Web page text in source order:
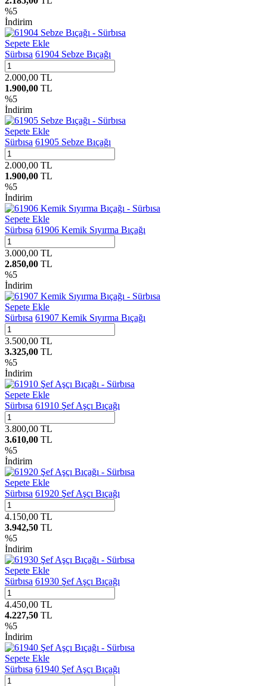
%5
İndirim
Sepete Ekle
Sürbısa 61904 Sebze Bıçağı
2.000,00 TL
1.900,00 TL
%5
İndirim
Sepete Ekle
Sürbısa 61905 Sebze Bıçağı
2.000,00 TL
1.900,00 TL
%5
İndirim
Sepete Ekle
Sürbısa 61906 Kemik Sıyırma Bıçağı
3.000,00 TL
2.850,00 TL
%5
İndirim
Sepete Ekle
Sürbısa 61907 Kemik Sıyırma Bıçağı
3.500,00 TL
3.325,00 TL
%5
İndirim
Sepete Ekle
Sürbısa 61910 Şef Aşçı Bıçağı
3.800,00 TL
3.610,00 TL
%5
İndirim
Sepete Ekle
Sürbısa 61920 Şef Aşçı Bıçağı
4.150,00 TL
3.942,50 TL
%5
İndirim
Sepete Ekle
Sürbısa 61930 Şef Aşçı Bıçağı
4.450,00 TL
4.227,50 TL
%5
İndirim
Sepete Ekle
Sürbısa 61940 Şef Aşçı Bıçağı